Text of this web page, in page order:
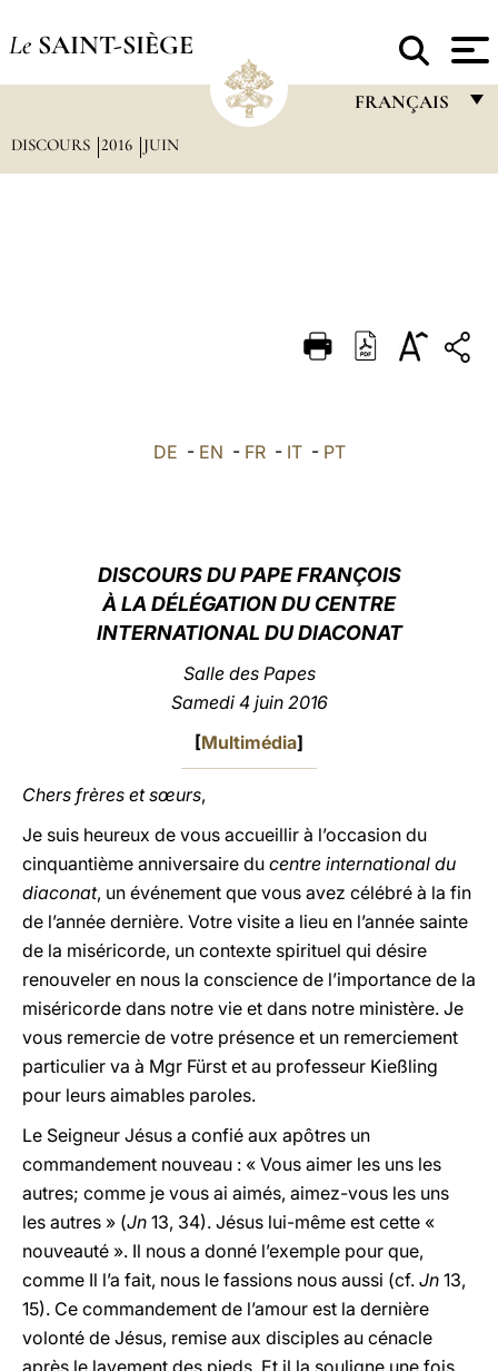
Le SAINT-SIÈGE
FRANÇAIS
DEUTSCH
DISCOURS 2016 JUIN
DE - EN - FR- IT- PT
DISCOURS DU PAPE FRANÇOIS
À LA DÉLÉGATION DU CENTRE
INTERNATIONAL DU DIACONAT
Salle des Papes
Samedi 4 juin 2016
[Multimédia]
Chers frères et sœurs,
Je suis heureux de vous accueillir à l’occasion du
cinquantième anniversaire du centre international du
diaconat, un événement que vous avez célébré à la fin
de l’année dernière. Votre visite a lieu en l’année sainte
de la miséricorde, un contexte spirituel qui désire
renouveler en nous la conscience de l’importance de la
miséricorde dans notre vie et dans notre ministère. Je
vous remercie de votre présence et un remerciement
particulier va à Mgr Fürst et au professeur Kießling
pour leurs aimables paroles.
Le Seigneur Jésus a confié aux apôtres un
commandement nouveau : « Vous aimer les uns les
autres; comme je vous ai aimés, aimez-vous les uns
les autres » (Jn 13, 34). Jésus lui-même est cette «
nouveauté ». Il nous a donné l’exemple pour que,
comme Il l’a fait, nous le fassions nous aussi (cf. Jn 13,
15). Ce commandement de l’amour est la dernière
volonté de Jésus, remise aux disciples au cénacle
après le lavement des pieds. Et il la souligne une fois